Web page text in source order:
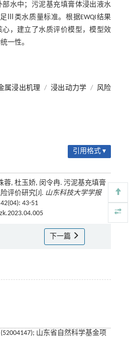
部水中；污泥基充填膏体浸出液水
Ⅲ类水质量标准。根据EWQI结果
心，建立了水质评价模型，模型效
一性。
属浸出机理 / 浸出动力学 / 风险
引用格式 ▾
蓉, 杜玉娇, 闵令冉. 污泥基充填膏
评价研究[J]. 山东科技大学学报
43-51
下一篇
山东省自然科学基金项